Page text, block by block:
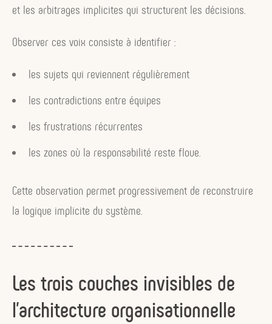
et les arbitrages implicites qui structurent les décisions.
Observer ces voix consiste à identifier :
les sujets qui reviennent régulièrement
les contradictions entre équipes
les frustrations récurrentes
les zones où la responsabilité reste floue.
Cette observation permet progressivement de reconstruire
la logique implicite du système.
Les trois couches invisibles de
l’architecture organisationnelle